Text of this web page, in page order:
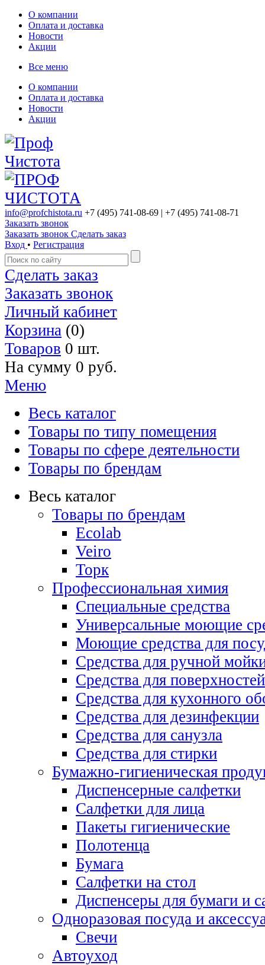
О компании
Оплата и доставка
Новости
Акции
Все меню
О компании
Оплата и доставка
Новости
Акции
info@profchistota.ru +7 (495) 741-08-69 | +7 (495) 741-08-71
Заказать звонок
Заказать звонок Сделать заказ
Вход • Регистрация
Сделать заказ
Заказать звонок
Личный кабинет
Корзина (0)
Товаров 0 шт.
На сумму 0 руб.
Меню
Весь каталог
Товары по типу помещения
Товары по сфере деятельности
Товары по брендам
Весь каталог
Товары по брендам
Ecolab
Veiro
Торк
Профессиональная химия
Специальные средства
Универсальные моющие
Моющие средства для
Средства для ручной
Средства для поверхностей
Средства для кухонного
Средства для дезинфекции
Средства для санузла
Средства для стирки
Бумажно-гигиеническая
Диспенсерные салфетки
Салфетки для лица
Пакеты гигиенические
Полотенца
Бумага
Салфетки на стол
Диспенсеры для бумаги и
Одноразовая посуда и
Свечи
Автоуход